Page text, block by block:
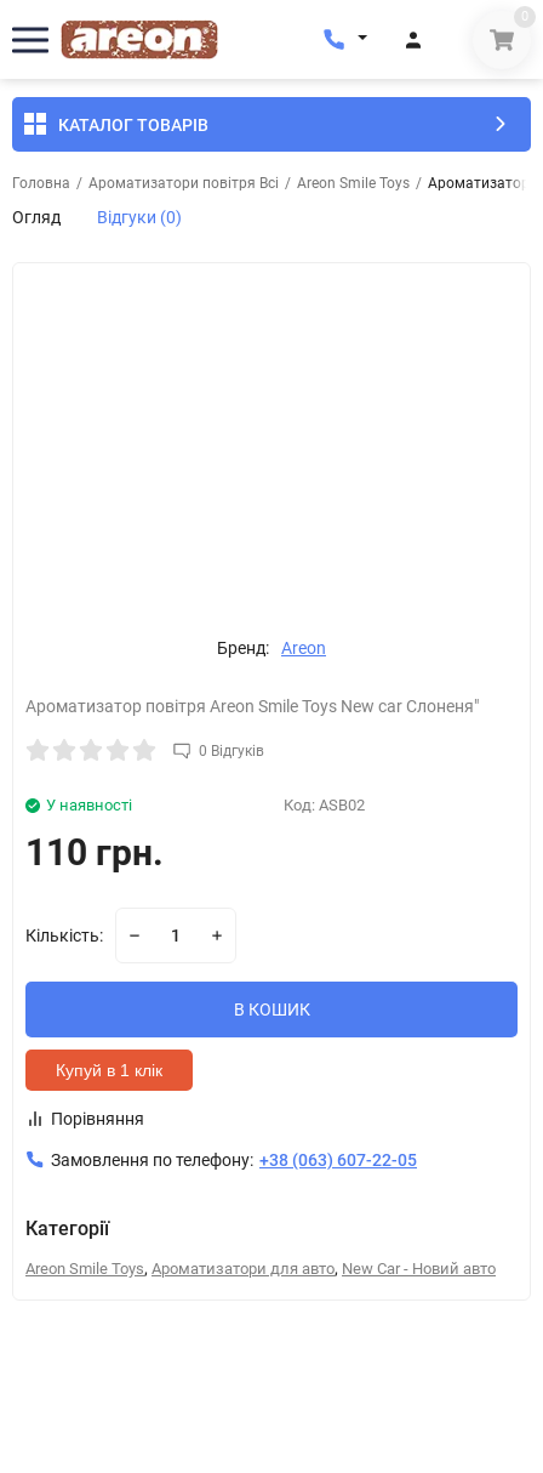
0
КАТАЛОГ ТОВАРІВ
Головна / Ароматизатори повітря Всі / Areon Smile Toys / Ароматизатор
Огляд Відгуки (0)
Бренд: Areon
Ароматизатор повітря Areon Smile Toys New car Слоненя"
0 Відгуків
У наявності Код: ASB02
110 грн.
Кількість:
В КОШИК
Купуй в 1 клік
Порівняння
Замовлення по телефону: +38 (063) 607-22-05
Категорії
Areon Smile Toys, Ароматизатори для авто, New Car - Новий авто